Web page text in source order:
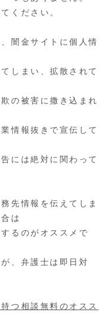
ください。
闇金サイトに個人情
しまい、拡散されて
の被害に撒き込まれ
情報抜きで宣伝して
には絶対に関わって
先情報を伝えてしま
は
るのがオススメで
、弁護士は即日対
つ 相談無料のオスス